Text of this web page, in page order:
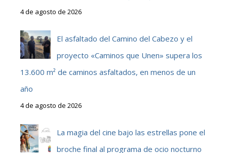
4 de agosto de 2026
El asfaltado del Camino del Cabezo y el
proyecto «Caminos que Unen» supera los
13.600 m² de caminos asfaltados, en menos de un
año
4 de agosto de 2026
La magia del cine bajo las estrellas pone el
broche final al programa de ocio nocturno